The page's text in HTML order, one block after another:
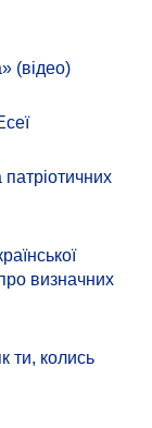
(відео)
визначних
ти, колись